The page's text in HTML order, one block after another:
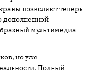
позволяют теперь
дополненной
мультимедиа-
но уже
Полный